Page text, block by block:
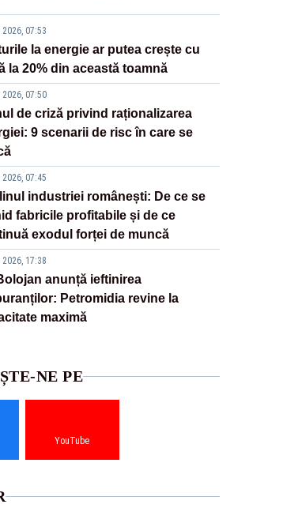
07:53
la energie ar putea crește cu
la 20% din această toamnă
07:50
de criză privind raționalizarea
9 scenarii de risc în care se
07:45
industriei românești: De ce se
fabricile profitabile și de ce
exodul forței de muncă
17:38
anunță ieftinirea
Petromidia revine la
maximă
NE PE
YouTube